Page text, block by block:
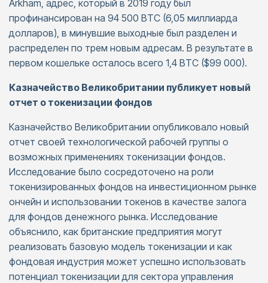
Arkham, адрес, который в 2019 году был
профинансирован на 94 500 BTC (6,05 миллиарда
долларов), в минувшие выходные был разделен и
распределен по трем новым адресам. В результате в
первом кошельке осталось всего 1,4 BTC ($99 000).
Казначейство Великобритании публикует новый
отчет о токенизации фондов
Казначейство Великобритании опубликовало новый
отчет своей технологической рабочей группы о
возможных применениях токенизации фондов.
Исследование было сосредоточено на роли
токенизированных фондов на инвестиционном рынке
ончейн и использовании токенов в качестве залога
для фондов денежного рынка. Исследование
объяснило, как британские предприятия могут
реализовать базовую модель токенизации и как
фондовая индустрия может успешно использовать
потенциал токенизации для сектора управления